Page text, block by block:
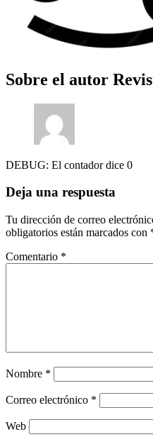
Sobre el autor
DEBUG: El contador dice 0
Deja una respuesta
Tu dirección de correo
obligatorios están marcados con
Comentario *
Nombre *
Correo electrónico *
Web